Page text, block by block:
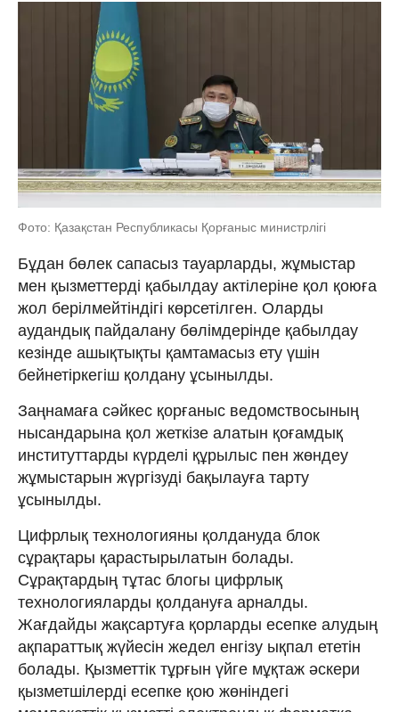
Фото: Қазақстан Республикасы Қорғаныс министрлігі
Бұдан бөлек сапасыз тауарларды, жұмыстар
мен қызметтерді қабылдау актілеріне қол қоюға
жол берілмейтіндігі көрсетілген. Оларды
аудандық пайдалану бөлімдерінде қабылдау
кезінде ашықтықты қамтамасыз ету үшін
бейнетіркегіш қолдану ұсынылды.
Заңнамаға сәйкес қорғаныс ведомствосының
нысандарына қол жеткізе алатын қоғамдық
институттарды күрделі құрылыс пен жөндеу
жұмыстарын жүргізуді бақылауға тарту
ұсынылды.
Цифрлық технологияны қолдануда блок
сұрақтары қарастырылатын болады.
Сұрақтардың тұтас блогы цифрлық
технологияларды қолдануға арналды.
Жағдайды жақсартуға қорларды есепке алудың
ақпараттық жүйесін жедел енгізу ықпал ететін
болады. Қызметтік тұрғын үйге мұқтаж әскери
қызметшілерді есепке қою жөніндегі